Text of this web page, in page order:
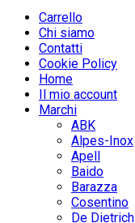
Carrello
Chi siamo
Contatti
Cookie Policy
Home
Il mio account
Marchi
ABK
Alpes-Inox
Apell
Baido
Barazza
Cosentino
De Dietrich